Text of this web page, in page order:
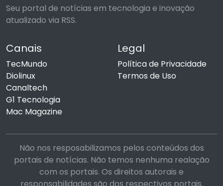
Seu portal de notícias em tecnologia e inovação
atualizado via RSS.
Canais
TecMundo
Diolinux
Canaltech
G1 Tecnologia
Mac Magazine
Legal
Política de Privacidade
Termos de Uso
Não nos resposabilizamos pelos conteúdos dos
portais de notícias. Não temos nenhuma realação
com os portais. Os direitos autorais e
responsabilidades são dos respectivos portais.